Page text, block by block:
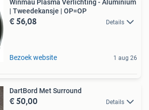
Winmau Plasma Verlichting - Aluminium
| Tweedekansje | OP=OP
€ 56,08 Details
Bezoek website 1 aug 26
DartBord Met Surround
€ 50,00 Details